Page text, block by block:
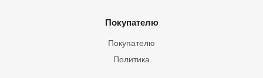
Покупателю
Покупателю
Политика